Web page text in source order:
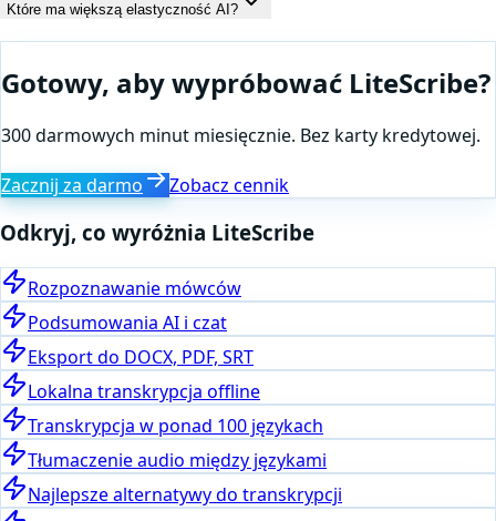
Które ma większą elastyczność AI?
Gotowy, aby wypróbować LiteScribe?
300 darmowych minut miesięcznie. Bez karty kredytowej.
Zacznij za darmo Zobacz cennik
Odkryj, co wyróżnia LiteScribe
Rozpoznawanie mówców
Podsumowania AI i czat
Eksport do DOCX, PDF, SRT
Lokalna transkrypcja offline
Transkrypcja w ponad 100 językach
Tłumaczenie audio między językami
Najlepsze alternatywy do transkrypcji